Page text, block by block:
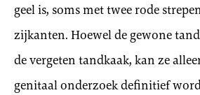
geel is, soms met twee rode
zijkanten. Hoewel de gewone
de vergeten tandkaak, kan ze
genitaal onderzoek definitief